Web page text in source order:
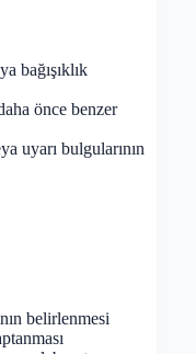
bağışıklık
önce benzer
uyarı bulgularının
belirlenmesi